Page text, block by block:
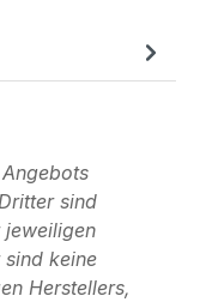
sind
jeweiligen
sind keine
Herstellers,